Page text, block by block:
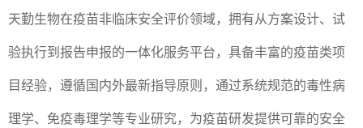
天勤生物在疫苗非临床安全评价领域，拥有从方案设计、试
验执行到报告申报的一体化服务平台，具备丰富的疫苗类项
目经验，遵循国内外最新指导原则，通过系统规范的毒性病
理学、免疫毒理学等专业研究，为疫苗研发提供可靠的安全